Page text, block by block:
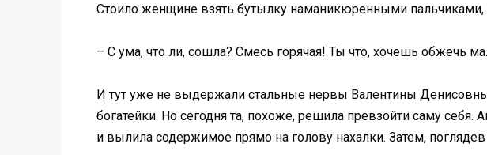
Стоило женщине взять бутылку наманикюренными пальчиками,
– С ума, что ли, сошла? Смесь горячая! Ты что, хочешь обжечь
И тут уже не выдержали стальные нервы Валентины
богатейки. Но сегодня та, похоже, решила превзойти саму
и вылила содержимое прямо на голову нахалки. Затем,